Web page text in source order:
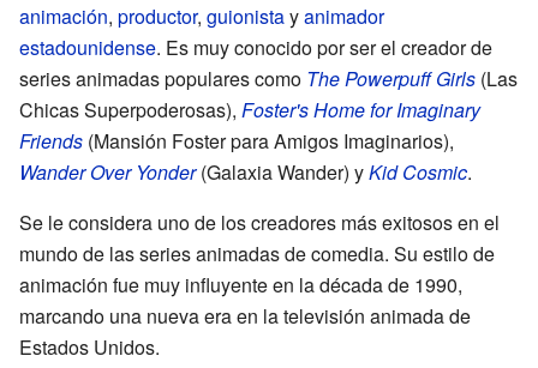
animación, productor, guionistayanimador
estadounidense. Es muy conocido por ser el creador de
series animadas populares como The Powerpuff Girls (Las
Chicas Superpoderosas), Foster's Home for Imaginary
Friends (Mansión Foster para Amigos Imaginarios),
Wander Over Yonder(Galaxia Wander) yKid Cosmic.
Se le considera uno de los creadores más exitosos en el
mundo de las series animadas de comedia. Su estilo de
animación fue muy influyente en la década de 1990,
marcando una nueva era en la televisión animada de
Estados Unidos.